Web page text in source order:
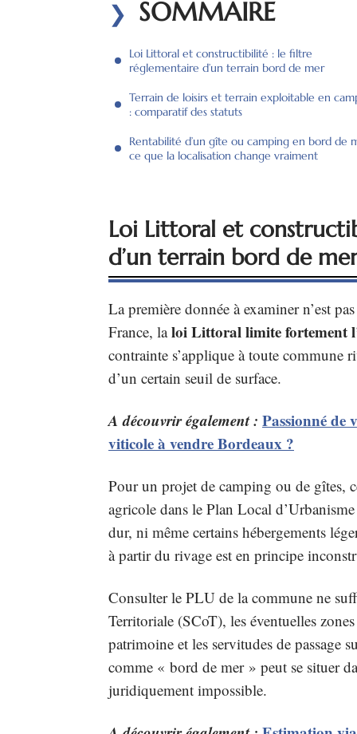
SOMMAIRE
Loi Littoral et constructibilité : le filtre
réglementaire d’un terrain bord de mer
Terrain de loisirs et terrain exploitable en
: comparatif des statuts
Rentabilité d’un gîte ou camping en bord de
ce que la localisation change vraiment
Loi Littoral et
d’un terrain bord de
La première donnée à examiner n’est
France, laloi Littoral limite fortement
contrainte s’applique à toute commune
d’un certain seuil de surface.
A découvrir également : Passionné
viticole à vendre Bordeaux ?
Pour un projet de camping ou de gîtes,
agricole dans le Plan Local
dur, ni même certains hébergements
à partir du rivage est en principe
Consulter le PLU de la commune ne
Territoriale (SCoT), les éventuelles
patrimoine et les servitudes de passage
comme « bord de mer » peut se situer
juridiquement impossible.